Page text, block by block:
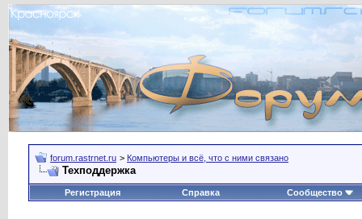
forum.rastrnet.ru > Компьютеры и всё, что с ними связано
Техподдержка
Регистрация Справка Сообщество